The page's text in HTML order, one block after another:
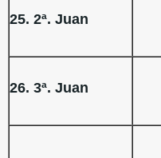
25. 2ª. Juan
26. 3ª. Juan